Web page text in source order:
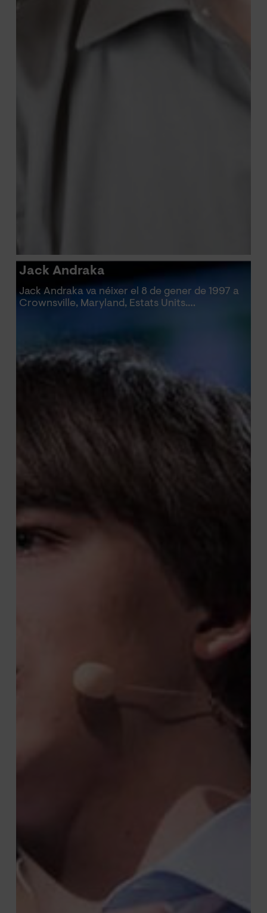
Jack Andraka
Jack Andraka va néixer el 8 de gener de 1997 a
Crownsville, Maryland, Estats Units.…